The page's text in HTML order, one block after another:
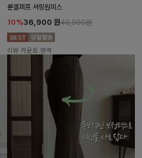
룬셀퍼프 셔링원피스
10%36,900 원40,900원
리뷰 카운트 영역